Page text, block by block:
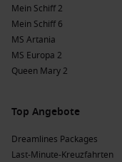
Mein Schiff 2
Mein Schiff 6
MS Artania
MS Europa 2
Queen Mary 2
Top Angebote
Dreamlines Packages
Last-Minute-Kreuzfahrten